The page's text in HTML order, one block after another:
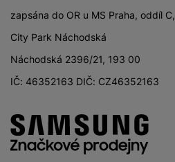
zapsána do OR u MS Praha, oddíl
City Park Náchodská
Náchodská 2396/21, 193 00
IČ: 46352163 DIČ: CZ46352163